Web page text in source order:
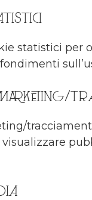
statistici per
marketing/